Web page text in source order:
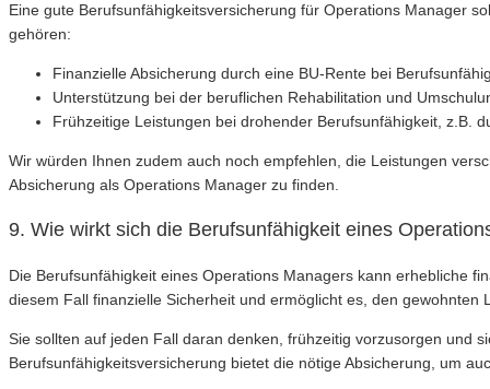
Eine gute Berufsunfähigkeitsversicherung für Operations Manager
gehören:
Finanzielle Absicherung durch eine BU-Rente bei
Unterstützung bei der beruflichen Rehabilitation und
Frühzeitige Leistungen bei drohender Berufsunfähigkeit, z.B.
Wir würden Ihnen zudem auch noch empfehlen, die Leistungen
Absicherung als Operations Manager zu finden.
9. Wie wirkt sich die Berufsunfähigkeit eines
Die Berufsunfähigkeit eines Operations Managers kann erhebliche
diesem Fall finanzielle Sicherheit und ermöglicht es, den gewohnten
Sie sollten auf jeden Fall daran denken, frühzeitig vorzusorgen und
Berufsunfähigkeitsversicherung bietet die nötige Absicherung, um